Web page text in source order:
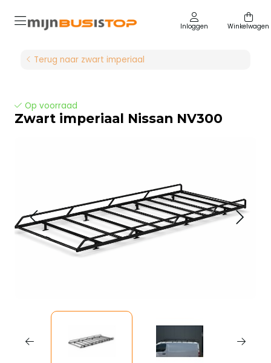
Inloggen Winkelwagen
Terug naar zwart imperiaal
Op voorraad
Zwart imperiaal Nissan NV300